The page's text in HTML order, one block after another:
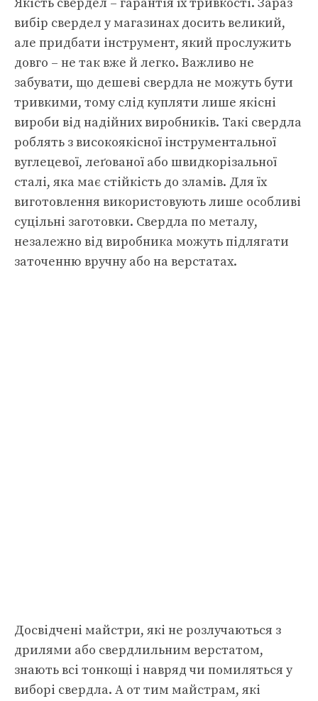
вибір свердел у магазинах досить великий,
але придбати інструмент, який прослужить
довго – не так вже й легко. Важливо не
забувати, що дешеві свердла не можуть бути
тривкими, тому слід купляти лише якісні
вироби від надійних виробників. Такі свердла
роблять з високоякісної інструментальної
вуглецевої, леґованої або швидкорізальної
сталі, яка має стійкість до зламів. Для їх
виготовлення використовують лише особливі
суцільні заготовки. Свердла по металу,
незалежно від виробника можуть підлягати
заточенню вручну або на верстатах.
Досвідчені майстри, які не розлучаються з
дрилями або свердлильним верстатом,
знають всі тонкощі і навряд чи помиляться у
виборі свердла. А от тим майстрам, які